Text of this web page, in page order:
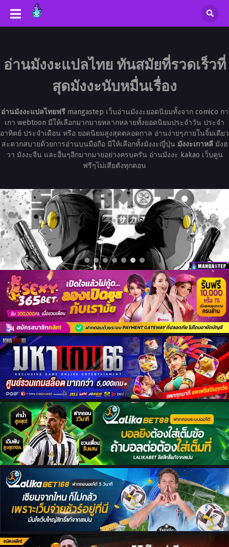
อ่านมังงะแปลไทย ทันสมัยที่รวดเร็วที่
สุดมังงะนับหมื่นเรื่อง
อ่านมังงะแปลไทยฟรีmangastep เว็บอ่านมังงะยอดนิยมทั้งจาก comico กา
เกา webtoon มีให้เลือกมากมายหลากหลายทั้งยอดนิยมประจำวัน ประจำ
อาทิตย์ ประจำเดือน หรือ ยอดนิยมสูงสุดตลอดกาล อ่านง่ายๆภายในจิ้มเดียว
สะดวกสบายด้วยการอ่านบนมือถือ มีให้เลือกทั้งมังงะญี่ปุ่น มังงะเกาหลีมังฮ
วา มังงะจีน และอื่นๆอีกมากมายอย่างครบครัน อ่านมังงะ kakao เว็บตูน
ฟรีๆไม่เสียตังทุกตอน